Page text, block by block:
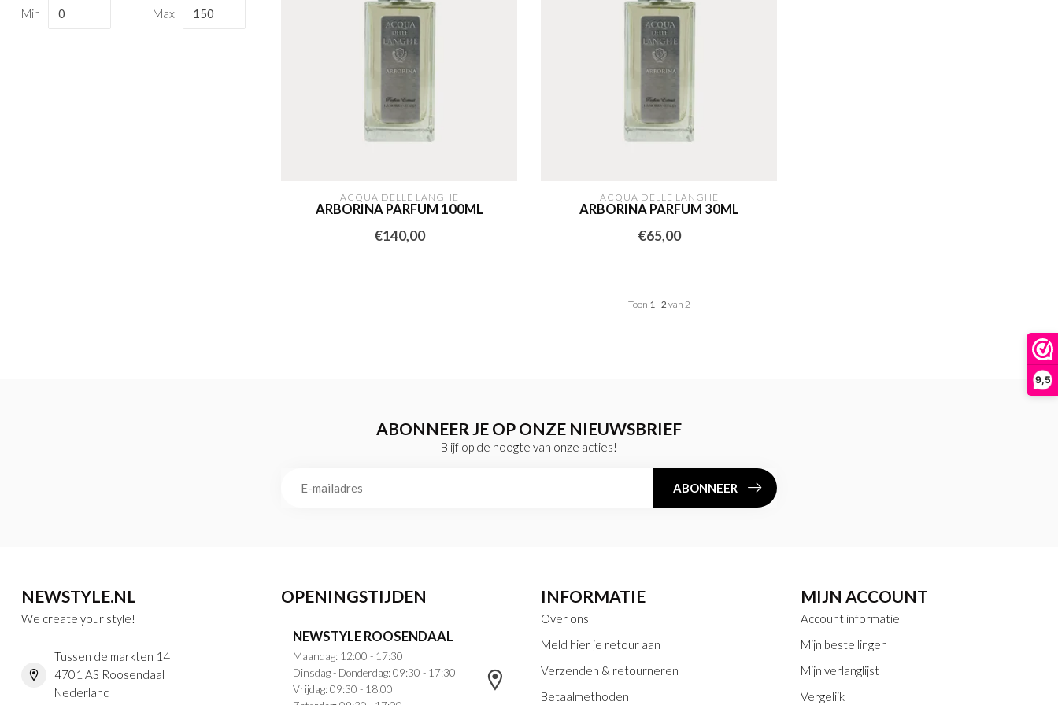
9,5
Min Max
ACQUA DELLE LANGHE
ARBORINA PARFUM 100ML
€140,00
ACQUA DELLE LANGHE
ARBORINA PARFUM 30ML
€65,00
Toon 1-2 van 2
ABONNEER JE OP ONZE NIEUWSBRIEF
Blijf op de hoogte van onze acties!
ABONNEER
NEWSTYLE.NL
We create your style!
Tussen de markten 14
4701 AS Roosendaal
Nederland
OPENINGSTIJDEN
NEWSTYLE ROOSENDAAL
Maandag: 12:00 - 17:30
Dinsdag - Donderdag: 09:30 - 17:30
Vrijdag: 09:30 - 18:00
INFORMATIE
Over ons
Meld hier je retour aan
Verzenden & retourneren
Betaalmethoden
MIJN ACCOUNT
Account informatie
Mijn bestellingen
Mijn verlanglijst
Vergelijk